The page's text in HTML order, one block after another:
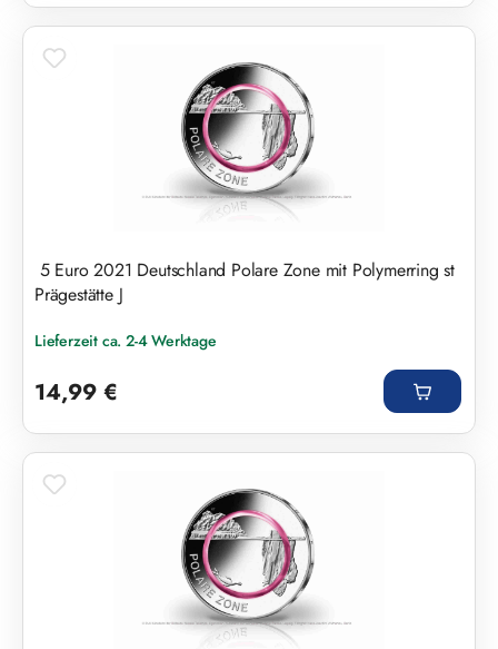
5 Euro 2021 Deutschland Polare Zone mit Polymerring st
Prägestätte J
Lieferzeit ca. 2-4 Werktage
14,99 €